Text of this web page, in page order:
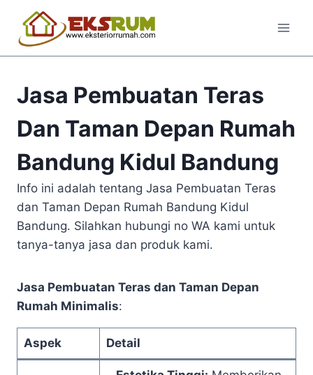
Jasa Pembuatan Teras
Dan Taman Depan Rumah
Bandung Kidul Bandung
Info ini adalah tentang Jasa Pembuatan Teras
dan Taman Depan Rumah Bandung Kidul
Bandung. Silahkan hubungi no WA kami untuk
tanya-tanya jasa dan produk kami.
Jasa Pembuatan Teras dan Taman Depan
Rumah Minimalis:
Aspek Detail